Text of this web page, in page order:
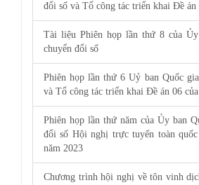
đổi số và Tổ công tác triển khai Đề án
Tài liệu Phiên họp lần thứ 8 của
chuyển đổi số
Phiên họp lần thứ 6 Uỷ ban Quốc
và Tổ công tác triển khai Đề án 06
Phiên họp lần thứ năm của Ủy ban
đổi số Hội nghị trực tuyến toàn
năm 2023
Chương trình hội nghị về tôn vinh